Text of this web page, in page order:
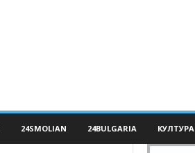
24SMOLIAN 24BULGARIA КУЛТУРА